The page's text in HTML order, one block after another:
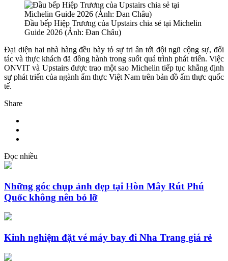
Đầu bếp Hiệp Trương của Upstairs chia sẻ tại Michelin
Guide 2026 (Ảnh: Đan Châu)
Đại diện hai nhà hàng đều bày tỏ sự tri ân tới đội ngũ cộng sự, đối
tác và thực khách đã đồng hành trong suốt quá trình phát triển. Việc
ONVIT và Upstairs được trao một sao Michelin tiếp tục khẳng định
sự phát triển của ngành ẩm thực Việt Nam trên bản đồ ẩm thực quốc
tế.
Share
Đọc nhiều
Những góc chụp ảnh đẹp tại Hòn Mây Rút Phú
Quốc không nên bỏ lỡ
Kinh nghiệm đặt vé máy bay đi Nha Trang giá rẻ